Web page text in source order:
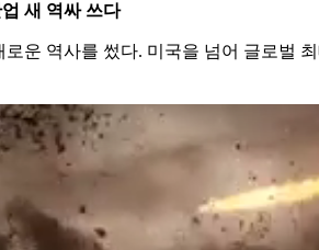
새 역싸 쓰다
운 역사를 썼다. 미국을 넘어 글로벌